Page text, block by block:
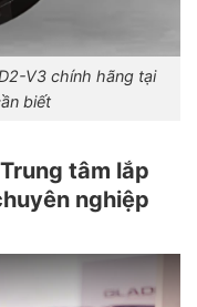
V3 chính hãng tại
biết
Trung tâm lắp
nghiệp